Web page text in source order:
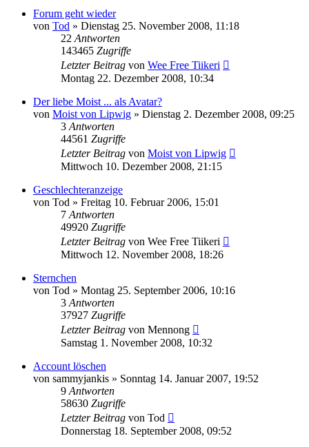
Forum geht wieder
von Tod » Dienstag 25. November 2008, 11:18
22 Antworten
143465 Zugriffe
Letzter Beitrag von Wee Free Tiikeri
Montag 22. Dezember 2008, 10:34
Der liebe Moist ... als Avatar?
von Moist von Lipwig » Dienstag 2. Dezember 2008, 09:25
3 Antworten
44561 Zugriffe
Letzter Beitrag von Moist von Lipwig
Mittwoch 10. Dezember 2008, 21:15
Geschlechteranzeige
von Tod » Freitag 10. Februar 2006, 15:01
7 Antworten
49920 Zugriffe
Letzter Beitrag von Wee Free Tiikeri
Mittwoch 12. November 2008, 18:26
Sternchen
von Tod » Montag 25. September 2006, 10:16
3 Antworten
37927 Zugriffe
Letzter Beitrag von Mennong
Samstag 1. November 2008, 10:32
Account löschen
von sammyjankis » Sonntag 14. Januar 2007, 19:52
9 Antworten
58630 Zugriffe
Letzter Beitrag von Tod
Donnerstag 18. September 2008, 09:52